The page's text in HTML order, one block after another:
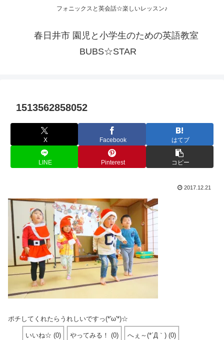
フォニックスと英会話☆楽しいレッスン♪
春日井市 園児と小学生のための英語教室
BUBS☆STAR
1513562858052
X Facebook はてブ
LINE Pinterest コピー
2017.12.21
ポチしてくれたらうれしいですっ(*'ω'*)☆
いいね☆ (0) やってみる！ (0) へぇ～(*´Д｀) (0)